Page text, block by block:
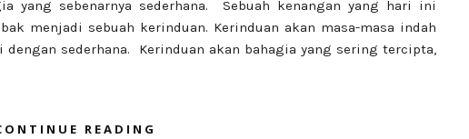
yang sebenarnya sederhana. Sebuah kenangan yang hari ini
menjadi sebuah kerinduan. Kerinduan akan masa-masa indah
dengan sederhana. Kerinduan akan bahagia yang sering tercipta,
READING